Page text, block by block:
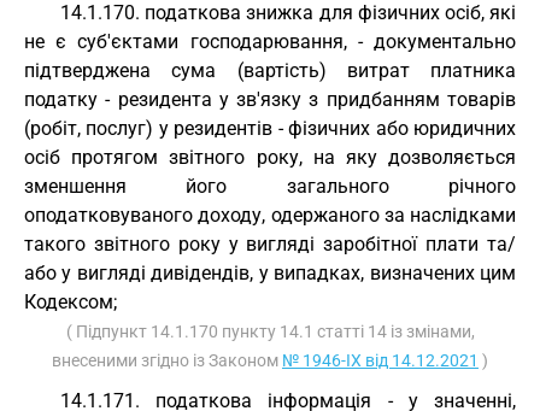
14.1.170. податкова знижка для фізичних осіб, які
не є суб'єктами господарювання, - документально
підтверджена сума (вартість) витрат платника
податку - резидента у зв'язку з придбанням товарів
(робіт, послуг) у резидентів - фізичних або юридичних
осіб протягом звітного року, на яку дозволяється
зменшення його загального річного
оподатковуваного доходу, одержаного за наслідками
такого звітного року у вигляді заробітної плати та/
або у вигляді дивідендів, у випадках, визначених цим
Кодексом;
( Підпункт 14.1.170 пункту 14.1 статті 14 із змінами,
внесеними згідно із Законом № 1946-IX від 14.12.2021 )
14.1.171. податкова інформація - у значенні,